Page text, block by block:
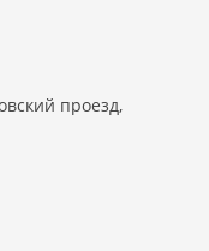
проезд,